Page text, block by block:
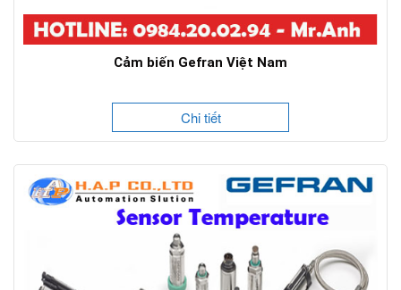
Cảm biến Gefran Việt Nam
Chi tiết